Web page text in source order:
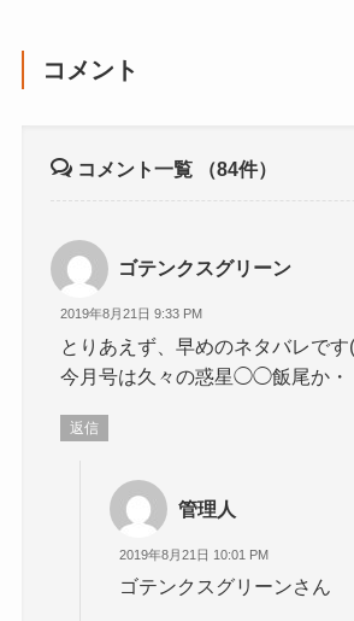
コメント
コメント一覧 （84件）
ゴテンクスグリーン
2019年8月21日 9:33 PM
とりあえず、早めのネタバレです
今月号は久々の惑星◯◯飯尾か・
返信
管理人
2019年8月21日 10:01 PM
ゴテンクスグリーンさん